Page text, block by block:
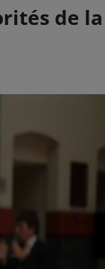
de la